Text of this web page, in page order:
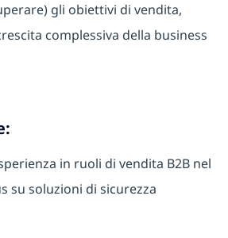
gli obiettivi di vendita,
complessiva della business
in ruoli di vendita B2B nel
su soluzioni di sicurezza